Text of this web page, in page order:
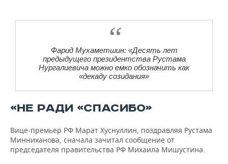
Фарид Мухаметшин: «Десять лет
предыдущего президентства Рустама
Нургалиевича можно емко обозначить как
«декаду созидания»
«НЕ РАДИ «СПАСИБО»
Вице-премьер РФ Марат Хуснуллин, поздравляя Рустама
Минниханова, сначала зачитал сообщение от
председателя правительства РФ Михаила Мишустина.